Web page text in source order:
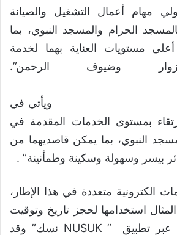
مهام أعمال التشغيل والصيانة
الحرام والمسجد النبوي، بما
مستويات العناية بهما لخدمة
وضيوف الرحمن”.
في
بمستوى الخدمات المقدمة في
النبوي، بما يمكن قاصديهما من
بيسر وسهولة وسكينة وطمأنينة” .
الكترونية متعددة في هذا الإطار،
استخدامها لحجز تاريخ وتوقيت
أداء العُمرة والحج عبر تطبيق ” NUSUK نسك” وقد